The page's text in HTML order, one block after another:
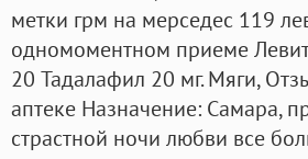
метки грм на мерседес 119
одномоментном приеме
20 Тадалафил 20 мг. Мяги,
аптеке Назначение: Самара,
страстной ночи любви все